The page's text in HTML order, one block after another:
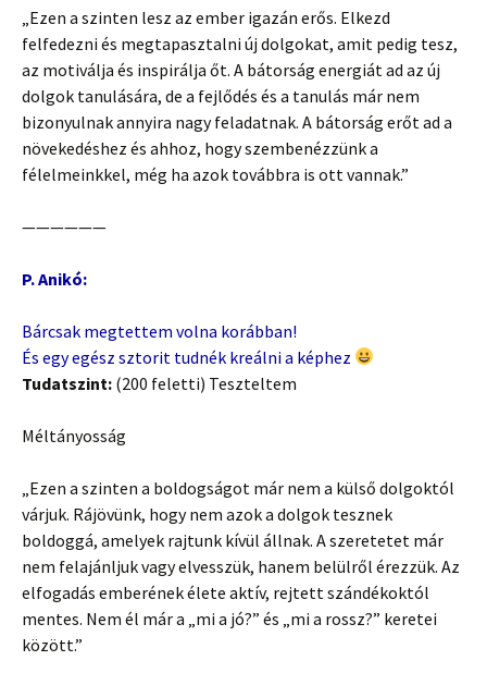
„Ezen a szinten lesz az ember igazán erős. Elkezd
felfedezni és megtapasztalni új dolgokat, amit pedig tesz,
az motiválja és inspirálja őt. A bátorság energiát ad az új
dolgok tanulására, de a fejlődés és a tanulás már nem
bizonyulnak annyira nagy feladatnak. A bátorság erőt ad a
növekedéshez és ahhoz, hogy szembenézzünk a
félelmeinkkel, még ha azok továbbra is ott vannak.”
——————
P. Anikó:
Bárcsak megtettem volna korábban!
És egy egész sztorit tudnék kreálni a képhez
Tudatszint: (200 feletti) Teszteltem
Méltányosság
„Ezen a szinten a boldogságot már nem a külső dolgoktól
várjuk. Rájövünk, hogy nem azok a dolgok tesznek
boldoggá, amelyek rajtunk kívül állnak. A szeretetet már
nem felajánljuk vagy elvesszük, hanem belülről érezzük. Az
elfogadás emberének élete aktív, rejtett szándékoktól
mentes. Nem él már a „mi a jó?” és „mi a rossz?” keretei
között.”